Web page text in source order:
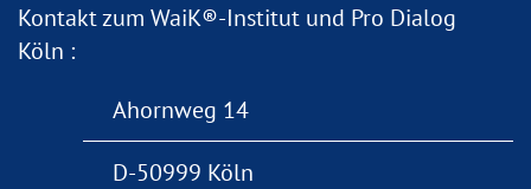
Kontakt zum WaiK®-Institut und Pro Dialog
Köln :
Ahornweg 14
D-50999 Köln